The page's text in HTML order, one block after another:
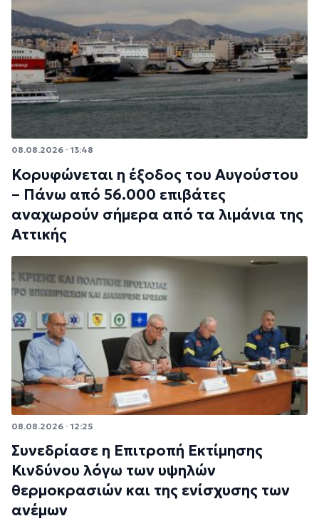
08.08.2026 · 13:48
Κορυφώνεται η έξοδος του Αυγούστου
– Πάνω από 56.000 επιβάτες
αναχωρούν σήμερα από τα λιμάνια της
Αττικής
08.08.2026 · 12:25
Συνεδρίασε η Επιτροπή Εκτίμησης
Κινδύνου λόγω των υψηλών
θερμοκρασιών και της ενίσχυσης των
ανέμων